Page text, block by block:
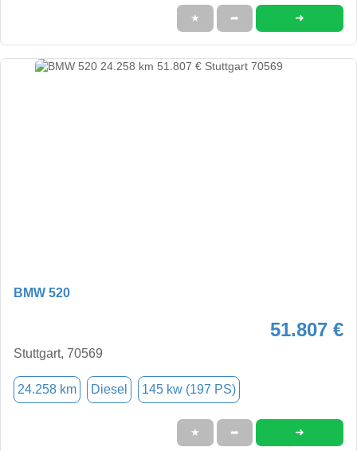
★ ➦ ➜
BMW 520
51.807 €
Stuttgart, 70569
24.258 km Diesel 145 kw (197 PS)
★ ➦ ➜